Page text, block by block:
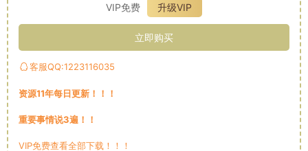
VIP免费
升级VIP
立即购买
客服QQ:1223116035
资源11年每日更新！！！
重要事情说3遍！！
VIP免费查看全部下载！！！